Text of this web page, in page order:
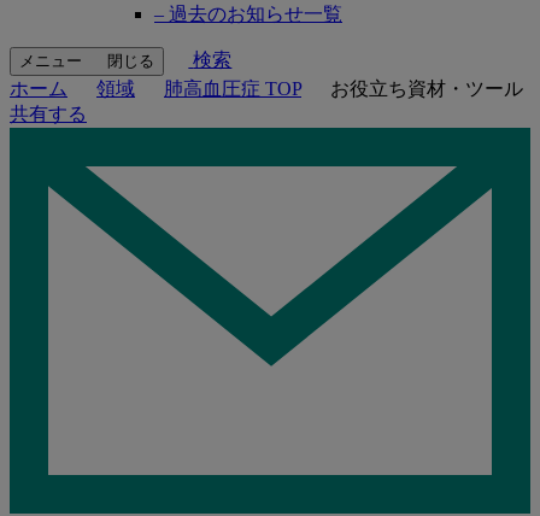
– 過去のお知らせ一覧
メニュー 閉じる
検索
ホーム
領域 肺高血圧症 TOP
お役立ち資材・ツール
共有する